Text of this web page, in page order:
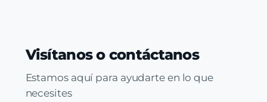
Visítanos o contáctanos
Estamos aquí para ayudarte en lo que
necesites